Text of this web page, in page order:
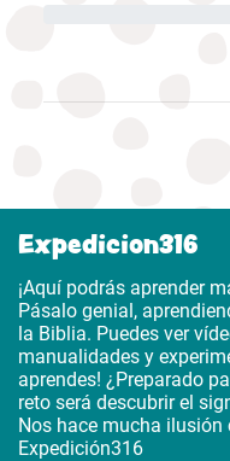
Expedicion316
¡Aquí podrás aprender
Pásalo genial,
la Biblia. Puedes ver
manualidades y
aprendes! ¿Preparado
reto será descubrir el
Nos hace mucha ilusión
Expedición316